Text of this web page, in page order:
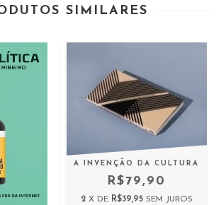
SIMILARES
A INVENÇÃO DA CULTURA
R$79,90
2 X DE R$39,95 SEM JUROS